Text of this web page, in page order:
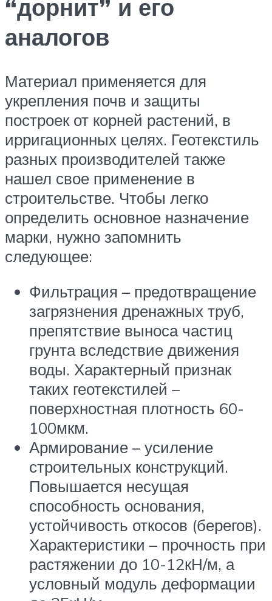
“дорнит” и его
аналогов
Материал применяется для
укрепления почв и защиты
построек от корней растений, в
ирригационных целях. Геотекстиль
разных производителей также
нашел свое применение в
строительстве. Чтобы легко
определить основное назначение
марки, нужно запомнить
следующее:
Фильтрация – предотвращение
загрязнения дренажных труб,
препятствие выноса частиц
грунта вследствие движения
воды. Характерный признак
таких геотекстилей –
поверхностная плотность 60-
100мкм.
Армирование – усиление
строительных конструкций.
Повышается несущая
способность основания,
устойчивость откосов (берегов).
Характеристики – прочность при
растяжении до 10-12кН/м, а
условный модуль деформации